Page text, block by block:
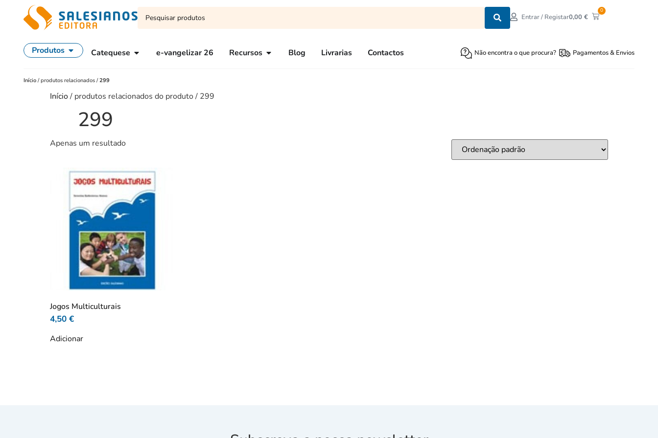
Entrar / Registar0,00€
0
Produtos Catequese e-vangelizar 26 Recursos Blog Livrarias Contactos Não encontra o que procura? Pagamentos & Envios
Início /produtos relacionados /299
Início/ produtos relacionados do produto / 299
299
Apenas um resultado
Jogos Multiculturais
4,50 €
Adicionar